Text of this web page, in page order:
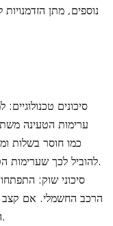
נוספים, מתן
סיכונים
ערימות הטעינה
כמו חוסר בשלות
להוביל לכך שערימות הטעינה לא יעמדו בדרישת המשתמשים.
סיכוני שוק:
הרכב החשמלי. אם
הביקוש לערימות הטעינה עלול להיפגע.